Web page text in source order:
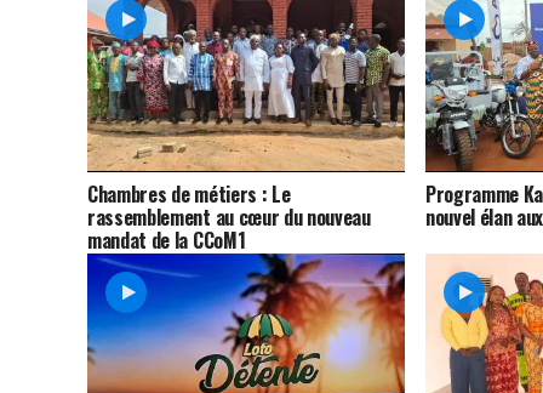
Chambres de métiers : Le
rassemblement au cœur du nouveau
mandat de la CCoM1
Programme
nouvel élan